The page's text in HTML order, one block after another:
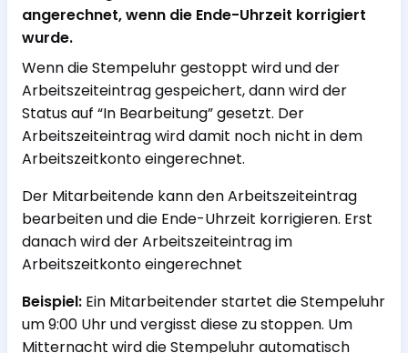
angerechnet, wenn die Ende-Uhrzeit korrigiert
wurde.
Wenn die Stempeluhr gestoppt wird und der
Arbeitszeiteintrag gespeichert, dann wird der
Status auf “In Bearbeitung” gesetzt. Der
Arbeitszeiteintrag wird damit noch nicht in dem
Arbeitszeitkonto eingerechnet.
Der Mitarbeitende kann den Arbeitszeiteintrag
bearbeiten und die Ende-Uhrzeit korrigieren. Erst
danach wird der Arbeitszeiteintrag im
Arbeitszeitkonto eingerechnet
Beispiel: Ein Mitarbeitender startet die Stempeluhr
um 9:00 Uhr und vergisst diese zu stoppen. Um
Mitternacht wird die Stempeluhr automatisch